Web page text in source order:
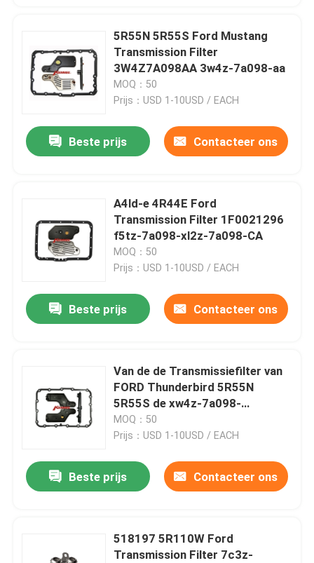
5R55N 5R55S Ford Mustang
Transmission Filter
3W4Z7A098AA 3w4z-7a098-aa
MOQ：50
Prijs：USD 1-10USD / EACH
Beste prijs Contacteer ons
A4ld-e 4R44E Ford
Transmission Filter 1F0021296
f5tz-7a098-xl2z-7a098-CA
MOQ：50
Prijs：USD 1-10USD / EACH
Beste prijs Contacteer ons
Van de de Transmissiefilter van
FORD Thunderbird 5R55N
5R55S de xw4z-7a098-
bedelaars xw4z-7a098-BB
MOQ：50
Prijs：USD 1-10USD / EACH
Beste prijs Contacteer ons
518197 5R110W Ford
Transmission Filter 7c3z-